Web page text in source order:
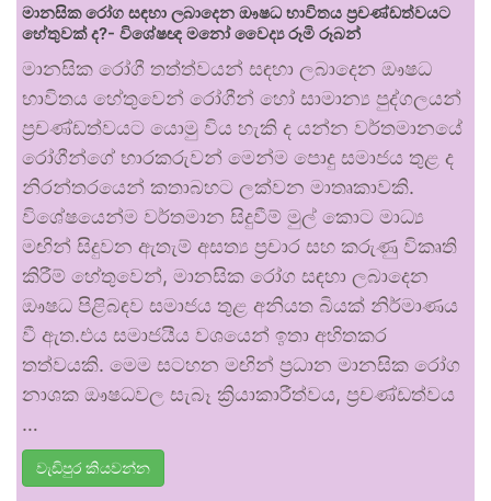
මානසික රෝග සඳහා ලබාදෙන ඖෂධ භාවිතය ප්‍රචණ්ඩත්වයට
හේතුවක් ද?- විශේෂඥ මනෝ වෛද්‍ය රූමි රූබන්
මානසික රෝගී තත්ත්වයන් සඳහා ලබාදෙන ඖෂධ
භාවිතය හේතුවෙන් රෝගීන් හෝ සාමාන්‍ය පුද්ගලයන්
ප්‍රචණ්ඩත්වයට යොමු විය හැකි ද යන්න වර්තමානයේ
රෝගීන්ගේ භාරකරුවන් මෙන්ම පොදු සමාජය තුළ ද
නිරන්තරයෙන් කතාබහට ලක්වන මාතෘකාවකි.
විශේෂයෙන්ම වර්තමාන සිදුවීම් මුල් කොට මාධ්‍ය
මඟින් සිදුවන ඇතැම් අසත්‍ය ප්‍රචාර සහ කරුණු විකෘති
කිරීම් හේතුවෙන්, මානසික රෝග සඳහා ලබාදෙන
ඖෂධ පිළිබඳව සමාජය තුළ අනියත බියක් නිර්මාණය
වී ඇත.එය සමාජයීය වශයෙන් ඉතා අහිතකර
තත්වයකි. මෙම සටහන මඟින් ප්‍රධාන මානසික රෝග
නාශක ඖෂධවල සැබෑ ක්‍රියාකාරීත්වය, ප්‍රචණ්ඩත්වය
…
වැඩිපුර කියවන්න